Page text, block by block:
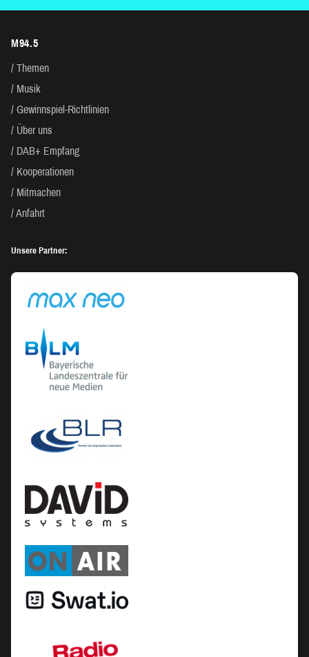
M94.5
Themen
Musik
Gewinnspiel-Richtlinien
Über uns
DAB+ Empfang
Kooperationen
Mitmachen
Anfahrt
Unsere Partner: